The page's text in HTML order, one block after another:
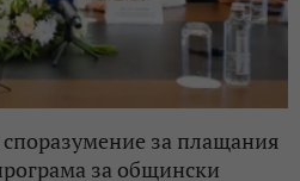
за плащания
за общински